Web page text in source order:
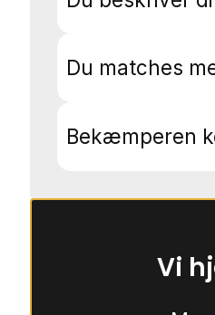
Du matches
Bekæmperen
Vi